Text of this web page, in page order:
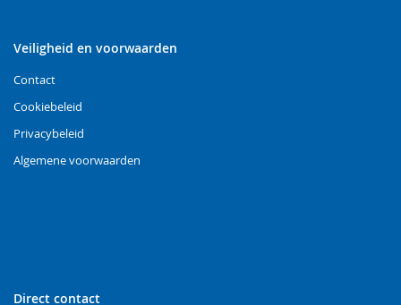
Veiligheid en voorwaarden
Contact
Cookiebeleid
Privacybeleid
Algemene voorwaarden
Direct contact